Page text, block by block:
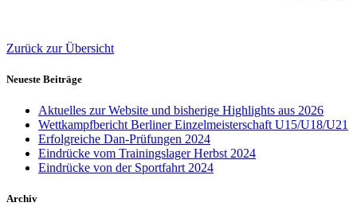
Zurück zur Übersicht
Neueste Beiträge
Aktuelles zur Website und bisherige Highlights aus 2026
Wettkampfbericht Berliner Einzelmeisterschaft U15/U18/U21
Erfolgreiche Dan-Prüfungen 2024
Eindrücke vom Trainingslager Herbst 2024
Eindrücke von der Sportfahrt 2024
Archiv